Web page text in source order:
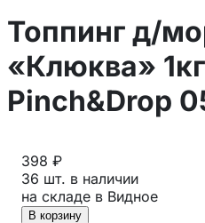
Топпинг д/
«Клюква»
Pinch&Drop
398 ₽
36 шт. в наличии
на складе в Видное
В корзину